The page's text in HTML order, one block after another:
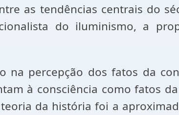
as tendências centrais do
do iluminismo, a
na percepção dos fatos da
à consciência como fatos
da história foi a